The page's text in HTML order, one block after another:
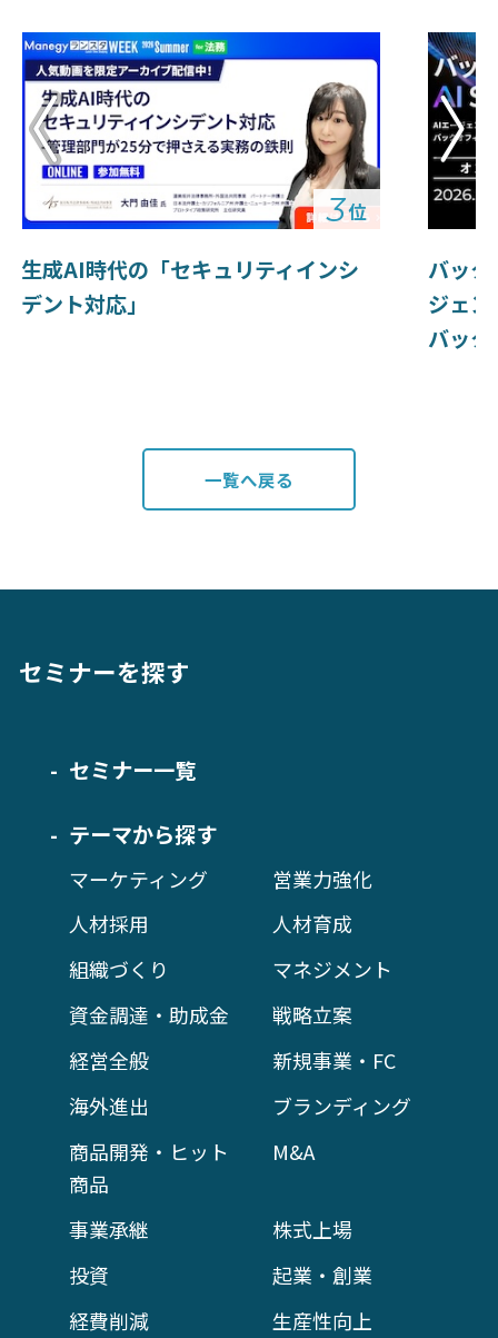
3位
生成AI時代の「セキュリティインシ
デント対応」
バッ
ジェ
バッ
一覧へ戻る
セミナーを探す
セミナー一覧
テーマから探す
マーケティング
営業力強化
人材採用
人材育成
組織づくり
マネジメント
資金調達・助成金
戦略立案
経営全般
新規事業・FC
海外進出
ブランディング
商品開発・ヒット
商品
M&A
事業承継
株式上場
投資
起業・創業
経費削減
生産性向上